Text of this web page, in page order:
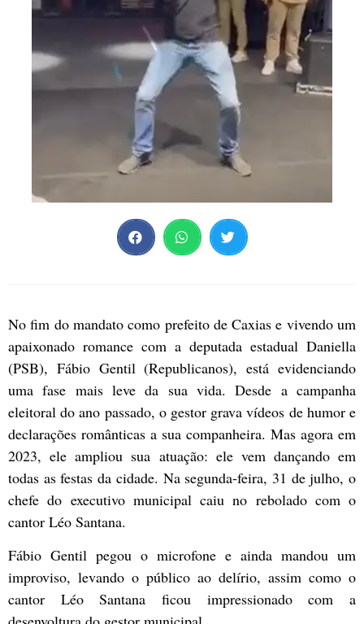
No fim do mandato como prefeito de Caxias e vivendo um
apaixonado romance com a deputada estadual Daniella
(PSB), Fábio Gentil (Republicanos), está evidenciando
uma fase mais leve da sua vida. Desde a campanha
eleitoral do ano passado, o gestor grava vídeos de humor e
declarações românticas a sua companheira. Mas agora em
2023, ele ampliou sua atuação: ele vem dançando em
todas as festas da cidade. Na segunda-feira, 31 de julho, o
chefe do executivo municipal caiu no rebolado com o
cantor Léo Santana.
Fábio Gentil pegou o microfone e ainda mandou um
improviso, levando o público ao delírio, assim como o
cantor Léo Santana ficou impressionado com a